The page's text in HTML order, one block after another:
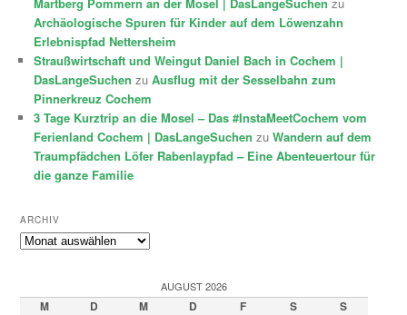
Archäologische Spuren für Kinder auf dem Löwenzahn
Erlebnispfad Nettersheim
Straußwirtschaft und Weingut Daniel Bach in Cochem |
DasLangeSuchen zuAusflug mit der Sesselbahn zum
Pinnerkreuz Cochem
3 Tage Kurztrip an die Mosel – Das #InstaMeetCochem vom
Ferienland Cochem | DasLangeSuchen zuWandern auf dem
Traumpfädchen Löfer Rabenlaypfad – Eine Abenteuertour für
die ganze Familie
ARCHIV
Archiv
AUGUST 2026
M D M D F S S